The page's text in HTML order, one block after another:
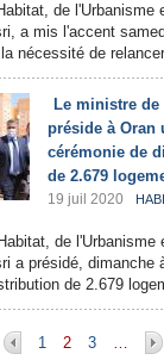
de l'Urbanisme
a mis l'accent
nécessité de
Le ministre de
préside à Oran
cérémonie de
de 2.679
19 juil 2020
de l'Urbanisme
a présidé, dimanche
de 2.679
1 2 3 …